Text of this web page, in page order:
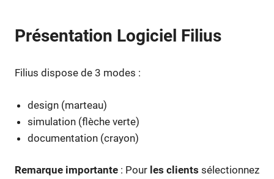
Présentation Logiciel Filius
Filius dispose de 3 modes :
design (marteau)
simulation (flèche verte)
documentation (crayon)
Remarque importante : Pour les clients sélectionnez